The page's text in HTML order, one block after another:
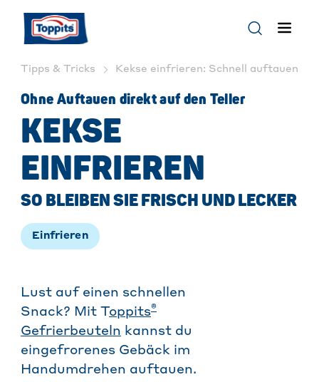
Tipps & Tricks Kekse einfrieren: Schnell auftauen &
Ohne Auftauen direkt auf den Teller
KEKSE
EINFRIEREN
SO BLEIBEN SIE FRISCH UND LECKER
Einfrieren
Lust auf einen schnellen
Snack? Mit Toppits®
Gefrierbeuteln kannst du
eingefrorenes Gebäck im
Handumdrehen auftauen.